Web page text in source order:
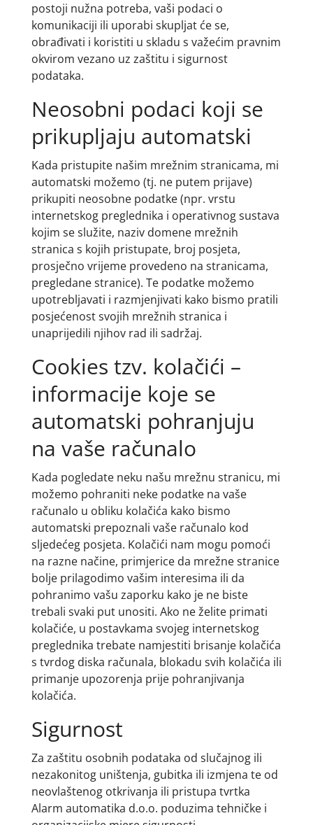
postoji nužna potreba, vaši podaci o
komunikaciji ili uporabi skupljat će se,
obrađivati i koristiti u skladu s važećim pravnim
okvirom vezano uz zaštitu i sigurnost
podataka.
Neosobni podaci koji se
prikupljaju automatski
Kada pristupite našim mrežnim stranicama, mi
automatski možemo (tj. ne putem prijave)
prikupiti neosobne podatke (npr. vrstu
internetskog preglednika i operativnog sustava
kojim se služite, naziv domene mrežnih
stranica s kojih pristupate, broj posjeta,
prosječno vrijeme provedeno na stranicama,
pregledane stranice). Te podatke možemo
upotrebljavati i razmjenjivati kako bismo pratili
posjećenost svojih mrežnih stranica i
unaprijedili njihov rad ili sadržaj.
Cookies tzv. kolačići –
informacije koje se
automatski pohranjuju
na vaše računalo
Kada pogledate neku našu mrežnu stranicu, mi
možemo pohraniti neke podatke na vaše
računalo u obliku kolačića kako bismo
automatski prepoznali vaše računalo kod
sljedećeg posjeta. Kolačići nam mogu pomoći
na razne načine, primjerice da mrežne stranice
bolje prilagodimo vašim interesima ili da
pohranimo vašu zaporku kako je ne biste
trebali svaki put unositi. Ako ne želite primati
kolačiće, u postavkama svojeg internetskog
preglednika trebate namjestiti brisanje kolačića
s tvrdog diska računala, blokadu svih kolačića ili
primanje upozorenja prije pohranjivanja
kolačića.
Sigurnost
Za zaštitu osobnih podataka od slučajnog ili
nezakonitog uništenja, gubitka ili izmjena te od
neovlaštenog otkrivanja ili pristupa tvrtka
Alarm automatika d.o.o. poduzima tehničke i